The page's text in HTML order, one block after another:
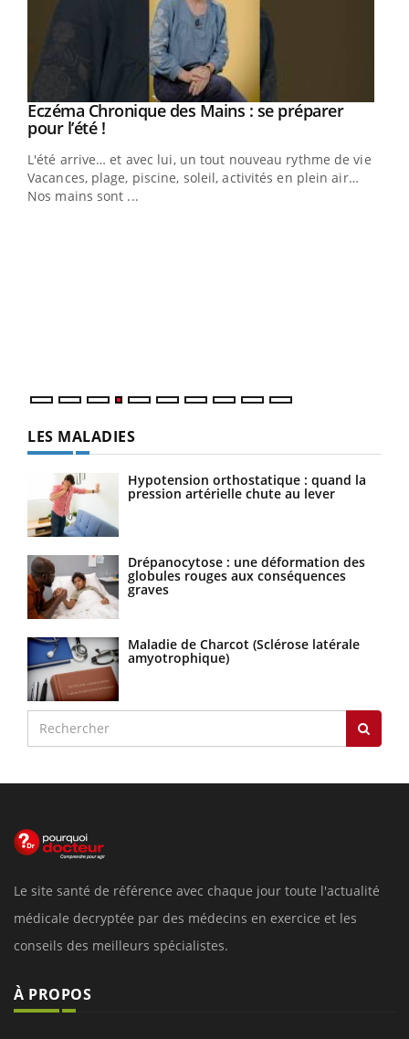
Youtube
Eczéma Chronique des Mains : se préparer
pour l’été !Youtube
L'été arrive… et avec lui, un tout nouveau rythme de vie !
Vacances, plage, piscine, soleil, activités en plein air…
Nos mains sont ...
LES MALADIES
Hypotension orthostatique : quand la
pression artérielle chute au lever
Drépanocytose : une déformation des
globules rouges aux conséquences
graves
Maladie de Charcot (Sclérose latérale
amyotrophique)
Le site santé de référence avec chaque jour toute l'actualité
médicale decryptée par des médecins en exercice et les
conseils des meilleurs spécialistes.
À PROPOS